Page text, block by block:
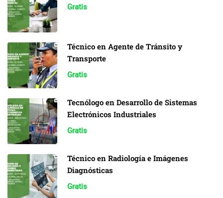
Gratis
Técnico en Agente de Tránsito y
Transporte
Gratis
Tecnólogo en Desarrollo de Sistemas
Electrónicos Industriales
Gratis
Técnico en Radiología e Imágenes
Diagnósticas
Gratis